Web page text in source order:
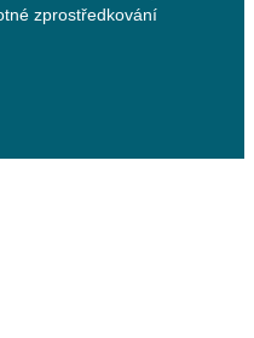
zprostředkování